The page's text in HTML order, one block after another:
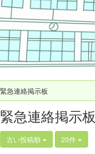
緊急連絡掲示板
緊急連絡掲示板
古い投稿順 20件